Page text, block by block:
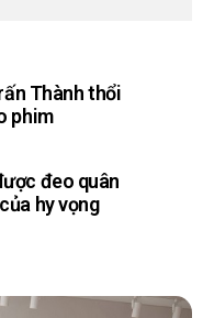
Thành thổi
phim
đeo quân
hy vọng